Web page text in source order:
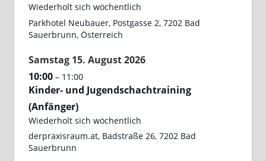
Wiederholt sich wöchentlich
Parkhotel Neubauer, Postgasse 2, 7202 Bad
Sauerbrunn, Österreich
Samstag 15. August2026
10:00 – 11:00
Kinder- und Jugendschachtraining
(Anfänger)
Wiederholt sich wöchentlich
derpraxisraum.at, Badstraße 26, 7202 Bad
Sauerbrunn